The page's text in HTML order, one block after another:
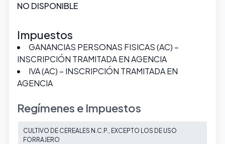
NO DISPONIBLE
Impuestos
GANANCIAS PERSONAS FISICAS (AC) –
INSCRIPCIÓN TRAMITADA EN AGENCIA
IVA (AC) – INSCRIPCIÓN TRAMITADA EN
AGENCIA
Regímenes e Impuestos
CULTIVO DE CEREALES N.C.P., EXCEPTO LOS DE USO
FORRAJERO